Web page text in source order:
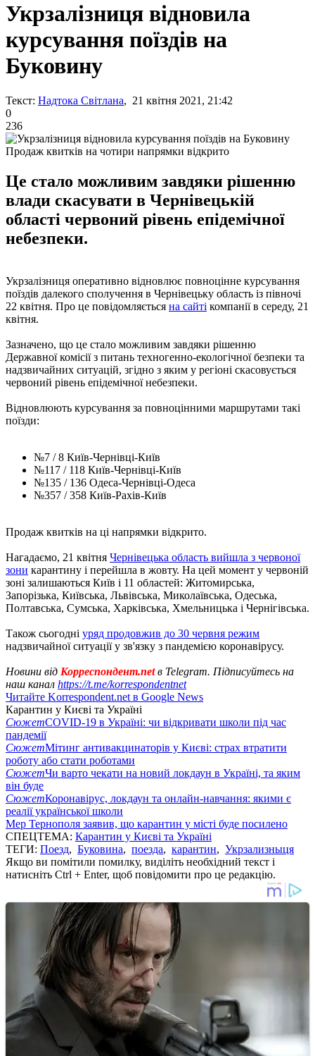
Укрзалізниця відновила
курсування поїздів на
Буковину
Текст: Надтока Світлана, 21 квітня 2021, 21:42
0
236
Продаж квитків на чотири напрямки відкрито
Це стало можливим завдяки рішенню
влади скасувати в Чернівецькій
області червоний рівень епідемічної
небезпеки.
Укрзалізниця оперативно відновлює повноцінне курсування
поїздів далекого сполучення в Чернівецьку область із півночі
22 квітня. Про це повідомляється на сайті компанії в середу, 21
квітня.
Зазначено, що це стало можливим завдяки рішенню
Державної комісії з питань техногенно-екологічної безпеки та
надзвичайних ситуацій, згідно з яким у регіоні скасовується
червоний рівень епідемічної небезпеки.
Відновлюють курсування за повноцінними маршрутами такі
поїзди:
№7 / 8 Київ-Чернівці-Київ
№117 / 118 Київ-Чернівці-Київ
№135 / 136 Одеса-Чернівці-Одеса
№357 / 358 Київ-Рахів-Київ
Продаж квитків на ці напрямки відкрито.
Нагадаємо, 21 квітня Чернівецька область вийшла з червоної
зони карантину і перейшла в жовту. На цей момент у червоній
зоні залишаються Київ і 11 областей: Житомирська,
Запорізька, Київська, Львівська, Миколаївська, Одеська,
Полтавська, Сумська, Харківська, Хмельницька і Чернігівська.
Також сьогодні уряд продовжив до 30 червня режим
надзвичайної ситуації у зв'язку з пандемією коронавірусу.
Новини від Корреспондент.netв Telegram. Підписуйтесь на
наш канал https://t.me/korrespondentnet
Читайте Korrespondent.net в Google News
Карантин у Києві та Україні
СюжетCOVID-19 в Україні: чи відкривати школи під час
пандемії
СюжетМітинг антивакцинаторів у Києві: страх втратити
роботу або стати роботами
СюжетЧи варто чекати на новий локдаун в Україні, та яким
він буде
СюжетКоронавірус, локдаун та онлайн-навчання: якими є
реалії української школи
Мер Тернополя заявив, що карантин у місті буде посилено
СПЕЦТЕМА: Карантин у Києві та Україні
ТЕГИ: Поезд, Буковина, поезда, карантин, Укрзализныця
Якщо ви помітили помилку, виділіть необхідний текст і
натисніть Ctrl + Enter, щоб повідомити про це редакцію.